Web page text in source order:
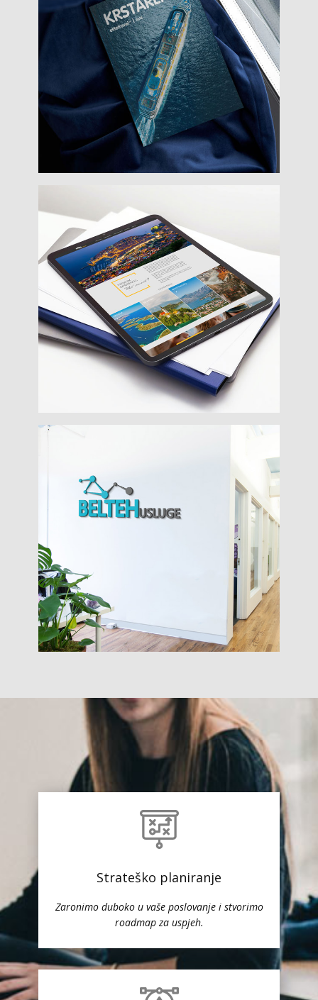
Strateško planiranje
Zaronimo duboko u vaše poslovanje i stvorimo
roadmap za uspjeh.